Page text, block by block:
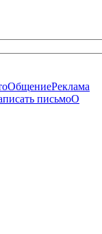
ОбщениеРеклама
письмоО